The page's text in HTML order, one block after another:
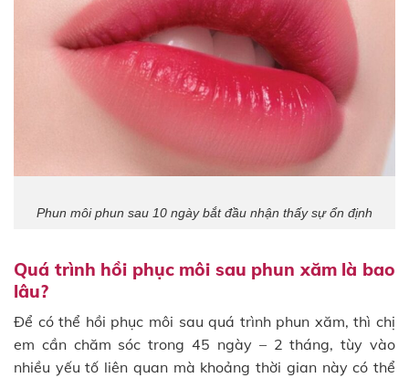
Phun môi phun sau 10 ngày bắt đầu nhận thấy sự ổn định
Quá trình hồi phục môi sau phun xăm là bao
lâu?
Để có thể hồi phục môi sau quá trình phun xăm, thì chị
em cần chăm sóc trong 45 ngày – 2 tháng, tùy vào
nhiều yếu tố liên quan mà khoảng thời gian này có thể